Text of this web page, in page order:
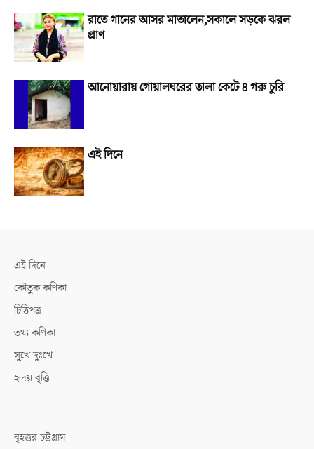
রাতে গানের আসর মাতালেন,সকালে সড়কে ঝরল
প্রাণ
আনোয়ারায় গোয়ালঘরের তালা কেটে ৪ গরু চুরি
এই দিনে
এই দিনে
কৌতুক কণিকা
চিঠিপত্র
তথ্য কণিকা
সুখে দুঃখে
হৃদয় বৃত্তি
বৃহত্তর চট্টগ্রাম